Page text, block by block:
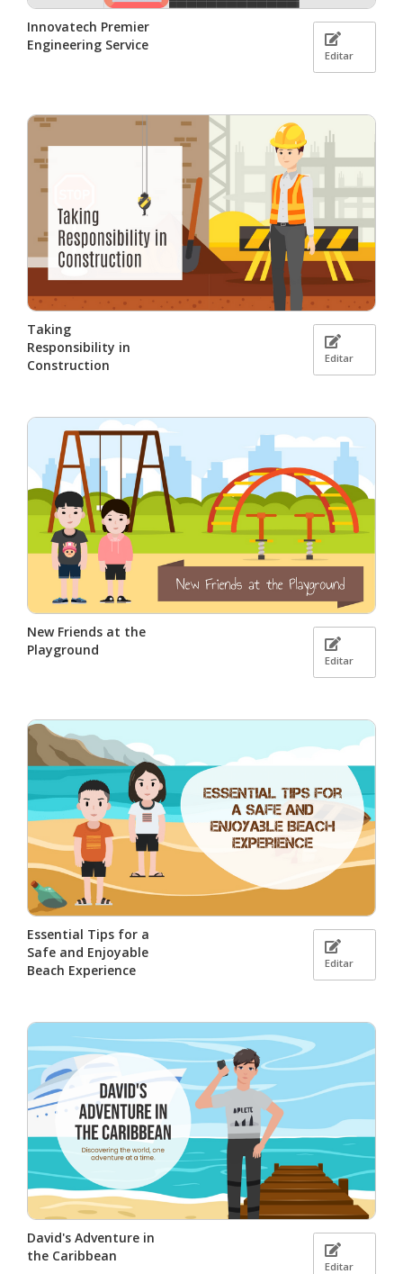
Innovatech Premier
Engineering Service
Editar
Taking
Responsibility in
Construction
Editar
New Friends at the
Playground
Editar
Essential Tips for a
Safe and Enjoyable
Beach Experience
Editar
David's Adventure in
the Caribbean
Editar